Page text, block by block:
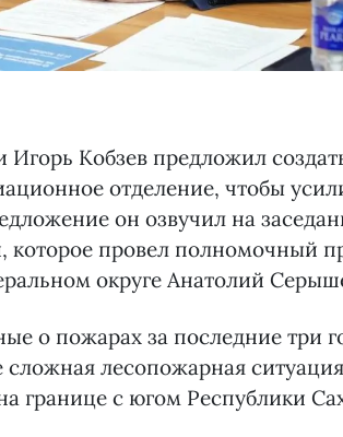
Игорь Кобзев предложил
отделение, чтобы
он озвучил на
провел полномочный
округе Анатолий
о пожарах за последние три
сложная лесопожарная
границе с югом Республики